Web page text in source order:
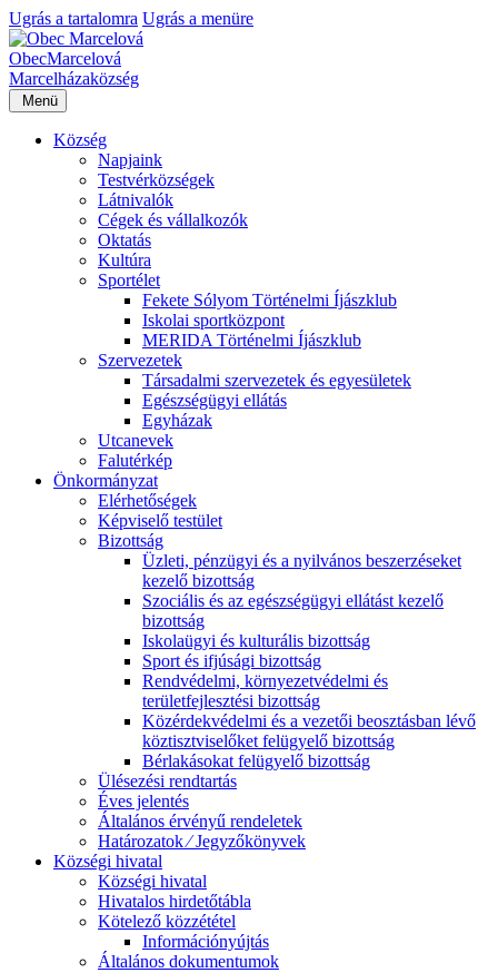
Ugrás a tartalomra Ugrás a menüre
ObecMarcelová
Marcelházaközség
Menü
Község
Napjaink
Testvérközségek
Látnivalók
Cégek és vállalkozók
Oktatás
Kultúra
Sportélet
Fekete Sólyom Történelmi Íjászklub
Iskolai sportközpont
MERIDA Történelmi Íjászklub
Szervezetek
Társadalmi szervezetek és egyesületek
Egészségügyi ellátás
Egyházak
Utcanevek
Falutérkép
Önkormányzat
Elérhetőségek
Képviselő testület
Bizottság
Üzleti, pénzügyi és a nyilvános beszerzéseket
kezelő bizottság
Szociális és az egészségügyi ellátást kezelő
bizottság
Iskolaügyi és kulturális bizottság
Sport és ifjúsági bizottság
Rendvédelmi, környezetvédelmi és
területfejlesztési bizottság
Közérdekvédelmi és a vezetői beosztásban lévő
köztisztviselőket felügyelő bizottság
Bérlakásokat felügyelő bizottság
Ülésezési rendtartás
Éves jelentés
Általános érvényű rendeletek
Határozatok ⁄ Jegyzőkönyvek
Községi hivatal
Községi hivatal
Hivatalos hirdetőtábla
Kötelező közzététel
Információnyújtás
Általános dokumentumok